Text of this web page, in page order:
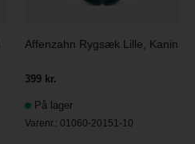
Affenzahn Rygsæk Lille, Kanin
399 kr.
På lager
Varenr.:01060-20151-10